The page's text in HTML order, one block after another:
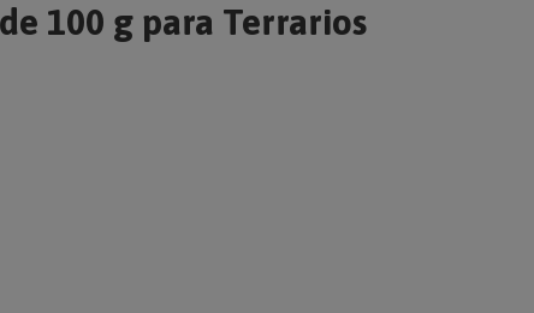
100 g para Terrarios